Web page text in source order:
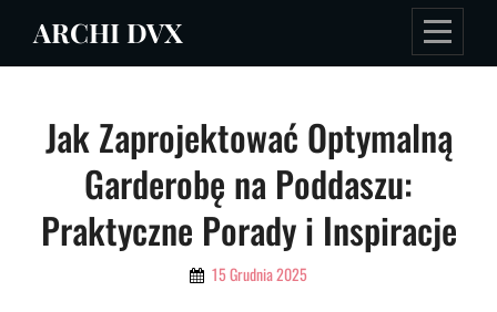
ARCHI DVX
Jak Zaprojektować Optymalną
Garderobę na Poddaszu:
Praktyczne Porady i Inspiracje
By 15 Grudnia 2025
Nawigacja
wpisu